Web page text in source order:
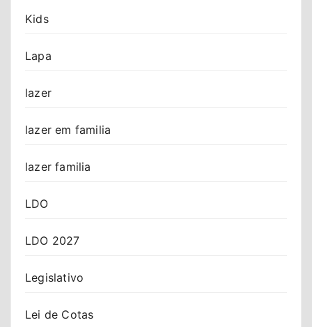
Kids
Lapa
lazer
lazer em familia
lazer familia
LDO
LDO 2027
Legislativo
Lei de Cotas